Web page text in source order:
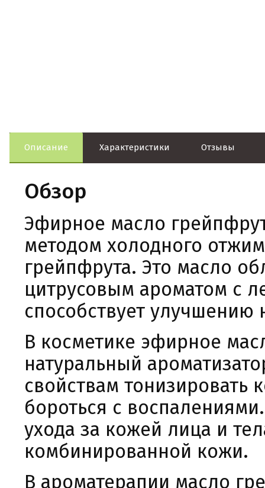
Описание Характеристики Отзывы
Обзор
Эфирное масло
методом холодного
грейпфрута. Это масло
цитрусовым ароматом с
способствует улучшению
В косметике эфирное
натуральный
свойствам тонизировать
бороться с
ухода за кожей лица и
комбинированной кожи.
В ароматерапии масло